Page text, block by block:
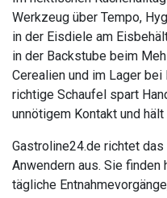
Werkzeug über Tempo,
in der Eisdiele am
in der Backstube beim
Cerealien und im Lager
richtige Schaufel spart
unnötigem Kontakt und
Gastroline24.de richtet
Anwendern aus. Sie
tägliche